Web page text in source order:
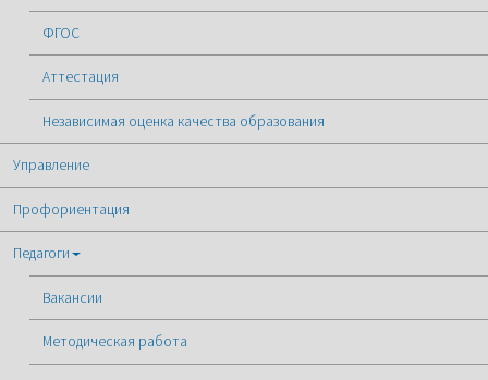
ФГОС
Аттестация
Независимая оценка качества образования
Управление
Профориентация
Педагоги
Вакансии
Методическая работа